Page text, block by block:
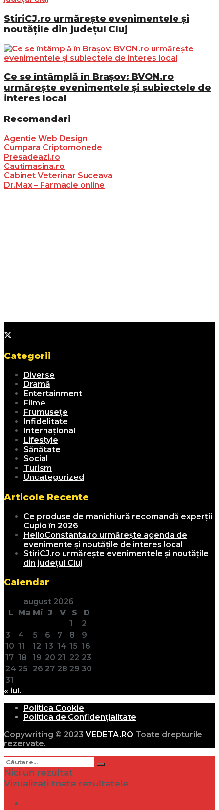
StiriCJ.ro urmărește evenimentele și
noutățile din județul Cluj
Ce se întâmplă în Brașov: BVON.ro
urmărește evenimentele și subiectele de
interes local
Recomandari
Agentie Web Design
Cumpara Criptomonede
Presadeazi.ro
Cautimasina.ro
Cabinet Veterinar Suceava
Dr.Max – Farmacie online
Categorii
Diverse
Dramă
Entertainment
Filme
Frumusețe
Infidelitate
Internațional
Lifestyle
Sănătate
Social
Turism
Uncategorized
Articole Recente
Ce produse de manichiură recomandă experții
Cupio în 2026
HelloConstanta.ro urmărește agenda de
evenimente și noutățile de interes local
StiriCJ.ro urmărește evenimentele și noutățile
din județul Cluj
Calendar
august 2026
L Ma Mi J V S
D
1
2
3
4 5 6 7 8
9
10 11 12 13 14 15 16
17 18 19 20 21 22 23
24 25 26 27 28 29 30
31
« iul.
Politica Cookie
Politica de Confidențialitate
Copywriting © 2023 VEDETA.RO Toate drepturile
rezervate.
Nici un rezultat
Vizualizați toate rezultatele